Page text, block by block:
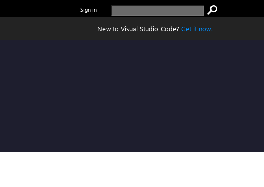
Sign in
New to Visual Studio Code? Get it now.